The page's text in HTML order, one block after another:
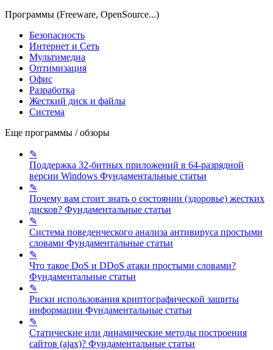
Программы (Freeware, OpenSource...)
Безопасность
Интернет и Сеть
Мультимедиа
Оптимизация
Офис
Разработка
Жесткий диск и файлы
Система
Еще программы / обзоры
✎
Поддержка 32-битных приложений в 64-разрядной
версии Windows Фундаментальные статьи
✎
Почему вам стоит знать о состоянии (здоровье) жестких
дисков? Фундаментальные статьи
✎
Система поведенческого анализа антивируса простыми
словами Фундаментальные статьи
✎
Что такое DoS и DDoS атаки простыми словами?
Фундаментальные статьи
✎
Риски использования криптографической защиты
информации Фундаментальные статьи
✎
Статические или динамические методы построения
сайтов (ajax)? Фундаментальные статьи